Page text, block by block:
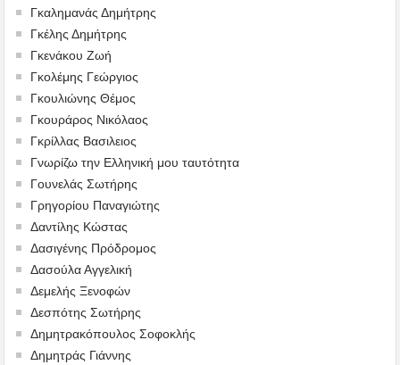
Γκαλημανάς Δημήτρης
Γκέλης Δημήτρης
Γκενάκου Ζωή
Γκολέμης Γεώργιος
Γκουλιώνης Θέμος
Γκουράρος Νικόλαος
Γκρίλλας Βασιλειος
Γνωρίζω την Ελληνική μου ταυτότητα
Γουνελάς Σωτήρης
Γρηγορίου Παναγιώτης
Δαντίλης Κώστας
Δασιγένης Πρόδρομος
Δασούλα Αγγελική
Δεμελής Ξενοφών
Δεσπότης Σωτήρης
Δημητρακόπουλος Σοφοκλής
Δημητράς Γιάννης